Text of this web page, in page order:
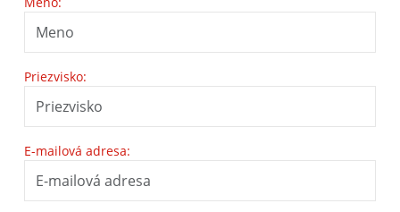
Priezvisko:
E-mailová adresa: